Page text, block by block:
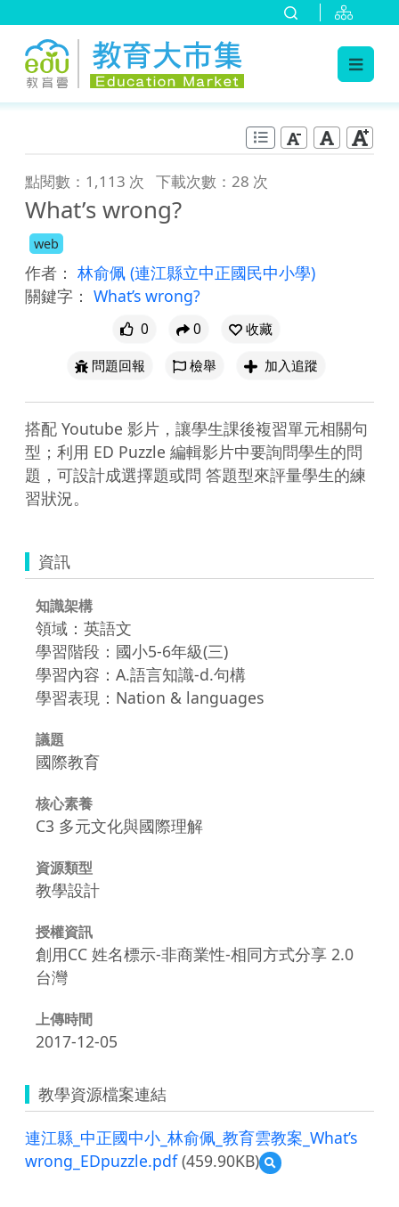
點閱數：1,113 次 下載次數：28 次
What’s wrong?
web
作者： 林俞佩 (連江縣立中正國民中小學)
關鍵字： What’s wrong?
0 0
收藏
問題回報
檢舉 加入追蹤
搭配 Youtube 影片，讓學生課後複習單元相關句
型；利用 ED Puzzle 編輯影片中要詢問學生的問
題，可設計成選擇題或問 答題型來評量學生的練
習狀況。
資訊
知識架構
領域：英語文
學習階段：國小5-6年級(三)
學習內容：A.語言知識-d.句構
學習表現：Nation & languages
議題
國際教育
核心素養
C3 多元文化與國際理解
資源類型
教學設計
授權資訊
創用CC 姓名標示-非商業性-相同方式分享 2.0
台灣
上傳時間
2017-12-05
教學資源檔案連結
連江縣_中正國中小_林俞佩_教育雲教案_What’s
wrong_EDpuzzle.pdf(459.90KB)
預
覽